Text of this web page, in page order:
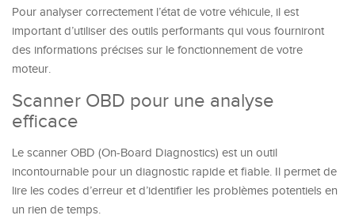
Pour analyser correctement l’état de votre véhicule, il est
important d’utiliser des outils performants qui vous fourniront
des informations précises sur le fonctionnement de votre
moteur.
Scanner OBD pour une analyse
efficace
Le scanner OBD (On-Board Diagnostics) est un outil
incontournable pour un diagnostic rapide et fiable. Il permet de
lire les codes d’erreur et d’identifier les problèmes potentiels en
un rien de temps.